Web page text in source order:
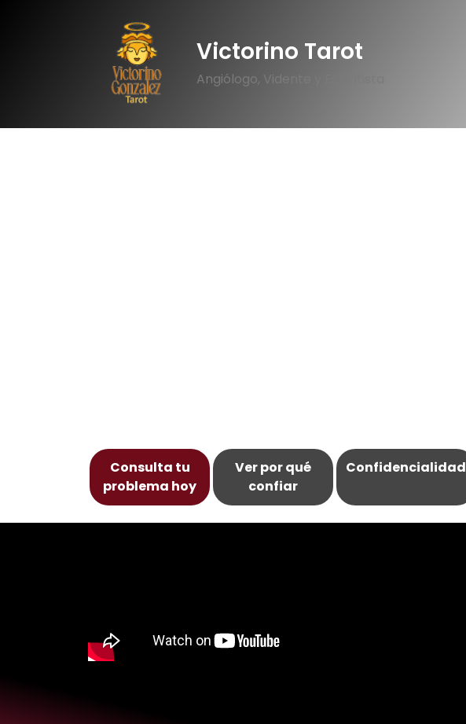
Victorino Tarot
Angiólogo, Vidente y Espiritista
Consulta tu
problema hoy
Ver por qué
confiar
Confidencialidad